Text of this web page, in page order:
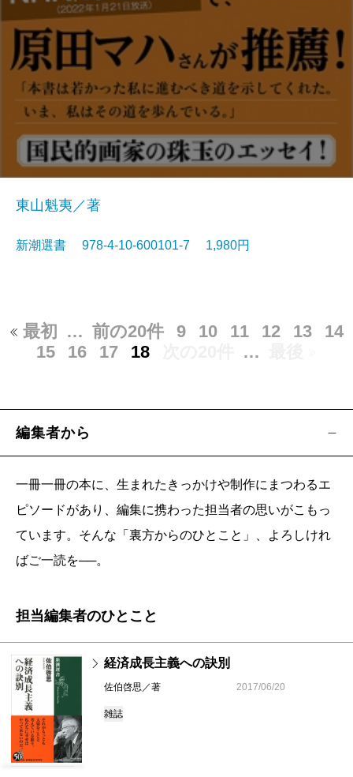
東山魁夷／著
新潮選書 978-4-10-600101-7 1,980円
最初 … 前の20件 9 10 11 12 13
14
15
16 17 18 …
編集者から
一冊一冊の本に、生まれたきっかけや制作にまつわるエ
ピソードがあり、編集に携わった担当者の思いがこもっ
ています。そんな「裏方からのひとこと」、よろしけれ
ばご一読を──。
担当編集者のひとこと
経済成長主義への訣別
佐伯啓思／著 2017/06/20
雑誌